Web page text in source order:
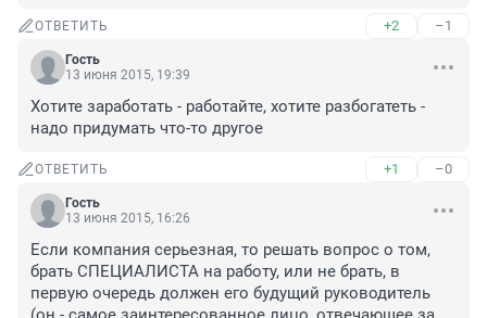
ОТВЕТИТЬ +2 –1
Гость
13 июня 2015, 19:39
Хотите заработать - работайте, хотите разбогатеть -
надо придумать что-то другое
ОТВЕТИТЬ +1 –0
Гость
13 июня 2015, 16:26
Если компания серьезная, то решать вопрос о том,
брать СПЕЦИАЛИСТА на работу, или не брать, в
первую очередь должен его будущий руководитель